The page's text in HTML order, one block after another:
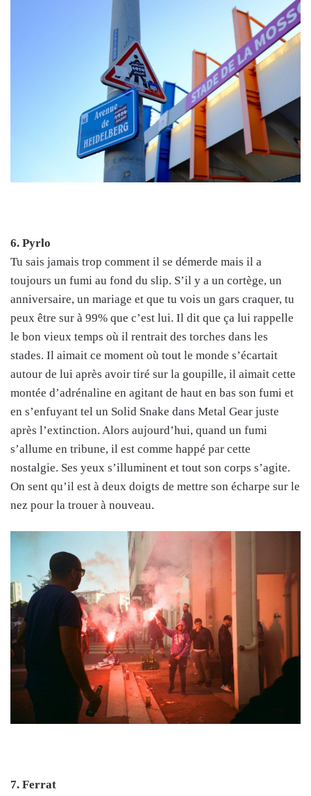
6. Pyrlo
Tu sais jamais trop comment il se démerde mais il a
toujours un fumi au fond du slip. S’il y a un cortège, un
anniversaire, un mariage et que tu vois un gars craquer, tu
peux être sur à 99% que c’est lui. Il dit que ça lui rappelle
le bon vieux temps où il rentrait des torches dans les
stades. Il aimait ce moment où tout le monde s’écartait
autour de lui après avoir tiré sur la goupille, il aimait cette
montée d’adrénaline en agitant de haut en bas son fumi et
en s’enfuyant tel un Solid Snake dans Metal Gear juste
après l’extinction. Alors aujourd’hui, quand un fumi
s’allume en tribune, il est comme happé par cette
nostalgie. Ses yeux s’illuminent et tout son corps s’agite.
On sent qu’il est à deux doigts de mettre son écharpe sur le
nez pour la trouer à nouveau.
7. Ferrat